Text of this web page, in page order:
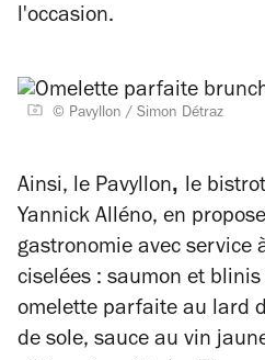
l'occasion.
© Pavyllon / Simon Détraz
Ainsi, le Pavyllon, le
Yannick Alléno, en
gastronomie avec service
ciselées : saumon et blinis
omelette parfaite au lard
de sole, sauce au vin